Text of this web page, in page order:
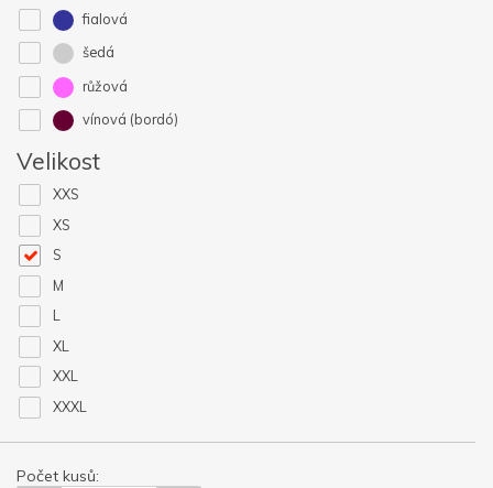
fialová
šedá
růžová
vínová (bordó)
Velikost
XXS
XS
S
M
L
XL
XXL
XXXL
Počet kusů: